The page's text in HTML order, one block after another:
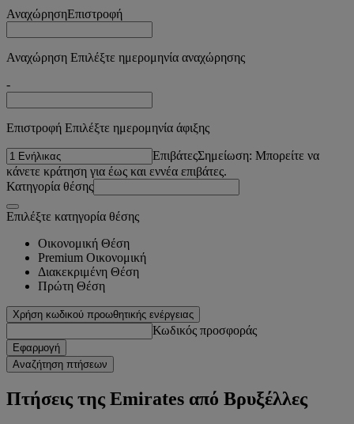
ΑναχώρησηΕπιστροφή
Αναχώρηση Επιλέξτε ημερομηνία αναχώρησης
-
Επιστροφή Επιλέξτε ημερομηνία άφιξης
ΕπιβάτεςΣημείωση: Μπορείτε να
κάνετε κράτηση για έως και εννέα επιβάτες.
Κατηγορία θέσης
Επιλέξτε κατηγορία θέσης
Οικονομική Θέση
Premium Οικονομική
Διακεκριμένη Θέση
Πρώτη Θέση
Χρήση κωδικού προωθητικής ενέργειας
Κωδικός προσφοράς
Εφαρμογή
Αναζήτηση πτήσεων
Πτήσεις της Emirates από Βρυξέλλες